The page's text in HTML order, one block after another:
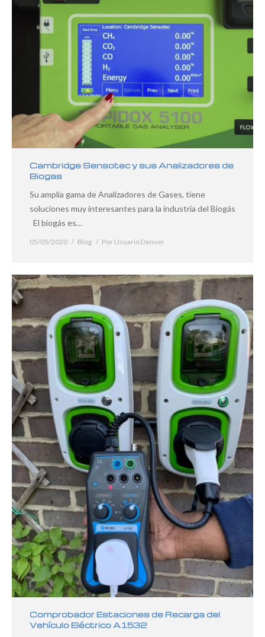
Cambridge Sensotec y sus Analizadores de
Biogas
Su amplia gama de Analizadores de Gases, tiene
soluciones muy interesantes para la industria del Biogás
El biogás es…
05/05/2020 Blog Por Usuario Denver
Comprobador Estaciones de Recarga del
Vehículo Eléctrico A1532